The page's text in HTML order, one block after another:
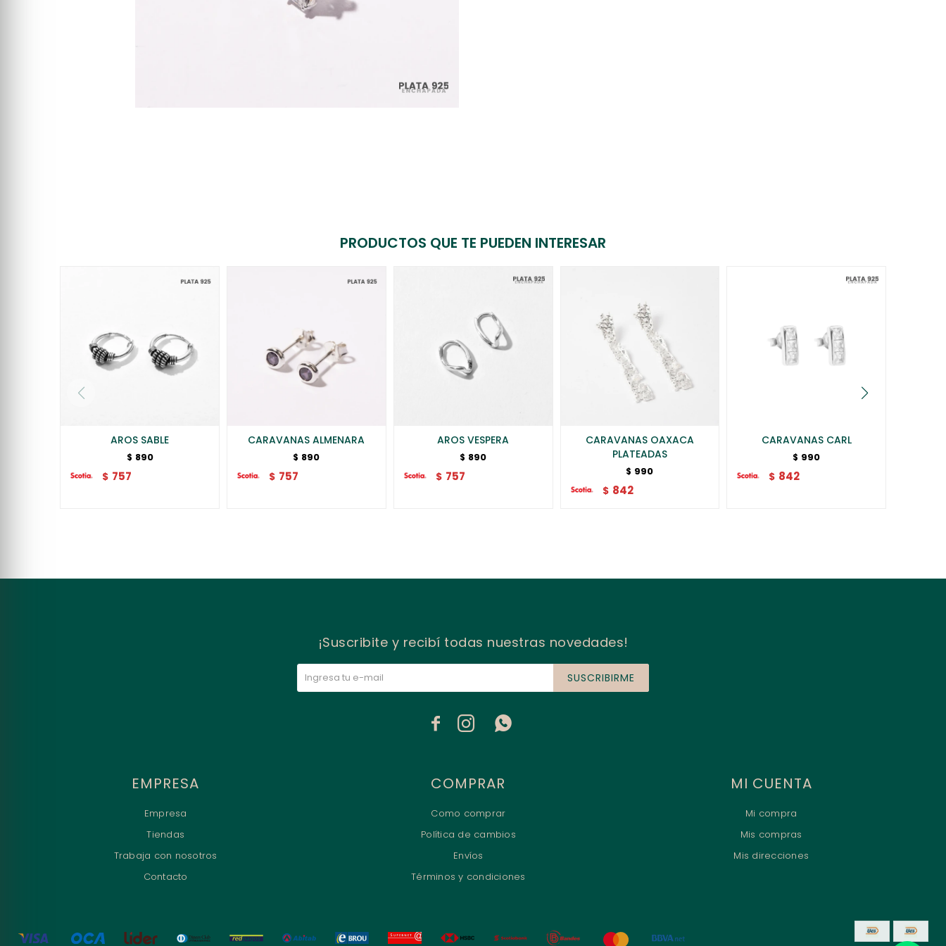
PRODUCTOS QUE TE PUEDEN INTERESAR
AROS SABLE
$ 890
$ 757
CARAVANAS ALMENARA
$ 890
$ 757
AROS VESPERA
$ 890
$ 757
CARAVANAS OAXACA
PLATEADAS
$ 990
$ 842
CARAVANAS CARL
$ 990
$ 842
EMPRESA
Empresa
Tiendas
Trabaja con nosotros
Contacto
COMPRAR
Como comprar
Política de cambios
Envíos
Términos y condiciones
MI CUENTA
Mi compra
Mis compras
Mis direcciones
¡Suscribite y recibí todas nuestras novedades!
SUSCRIBIRME
  